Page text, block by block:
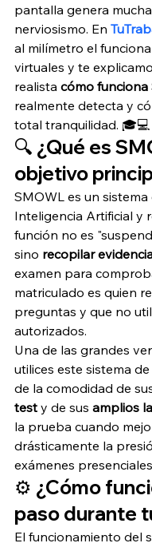
pantalla genera
nerviosismo. En
al milímetro el
virtuales y te
realista cómo funciona
realmente detecta y
total tranquilidad. 🎓💻
🔍 ¿Qué es
objetivo
SMOWL es un
Inteligencia Artificial y
función no es
sino recopilar
examen para
matriculado es quien
preguntas y que no
autorizados.
Una de las grandes
utilices este sistema
de la comodidad de
test y de sus amplios
la prueba cuando
drásticamente la
exámenes
⚙️ ¿Cómo
paso durante
El funcionamiento del